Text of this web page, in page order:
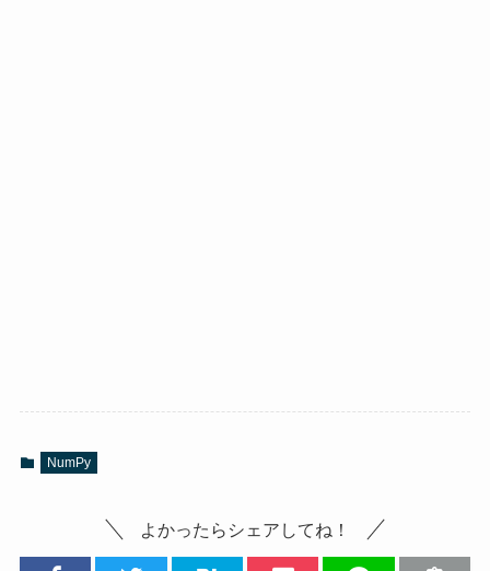
NumPy
よかったらシェアしてね！